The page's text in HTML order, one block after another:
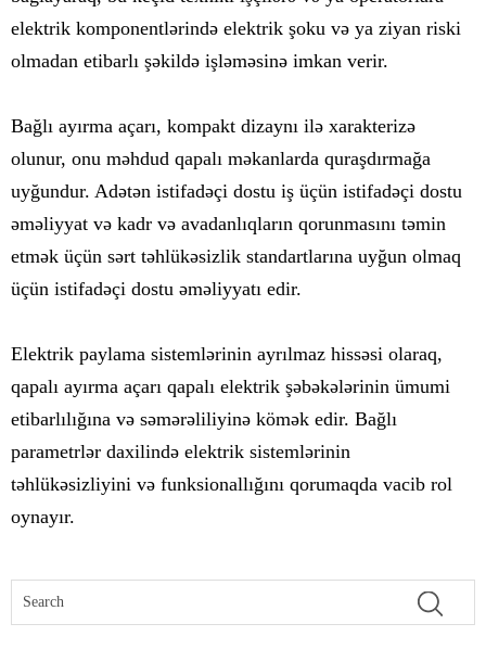
elektrik komponentlərində elektrik şoku və ya ziyan riski
olmadan etibarlı şəkildə işləməsinə imkan verir.
Bağlı ayırma açarı, kompakt dizaynı ilə xarakterizə
olunur, onu məhdud qapalı məkanlarda quraşdırmağa
uyğundur. Adətən istifadəçi dostu iş üçün istifadəçi dostu
əməliyyat və kadr və avadanlıqların qorunmasını təmin
etmək üçün sərt təhlükəsizlik standartlarına uyğun olmaq
üçün istifadəçi dostu əməliyyatı edir.
Elektrik paylama sistemlərinin ayrılmaz hissəsi olaraq,
qapalı ayırma açarı qapalı elektrik şəbəkələrinin ümumi
etibarlılığına və səmərəliliyinə kömək edir. Bağlı
parametrlər daxilində elektrik sistemlərinin
təhlükəsizliyini və funksionallığını qorumaqda vacib rol
oynayır.